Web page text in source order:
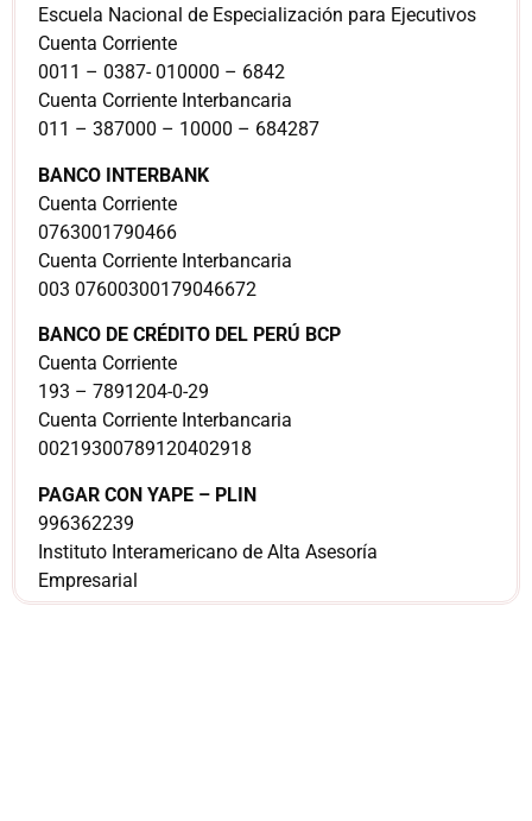
Escuela Nacional de Especialización para Ejecutivos
Cuenta Corriente
0011 – 0387- 010000 – 6842
Cuenta Corriente Interbancaria
011 – 387000 – 10000 – 684287
BANCO INTERBANK
Cuenta Corriente
0763001790466
Cuenta Corriente Interbancaria
003 07600300179046672
BANCO DE CRÉDITO DEL PERÚ BCP
Cuenta Corriente
193 – 7891204-0-29
Cuenta Corriente Interbancaria
00219300789120402918
PAGAR CON YAPE – PLIN
996362239
Instituto Interamericano de Alta Asesoría
Empresarial